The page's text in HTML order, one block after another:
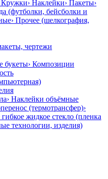
Кружки› Наклейки› Пакеты›
(футболки, бейсболки и
› Прочее (шелкография,
чертежи
букеты› Композиции
› Наклейки объёмные
(термотрансфер)›
гибкое жидкое стекло (пленка
технологии, изделия)